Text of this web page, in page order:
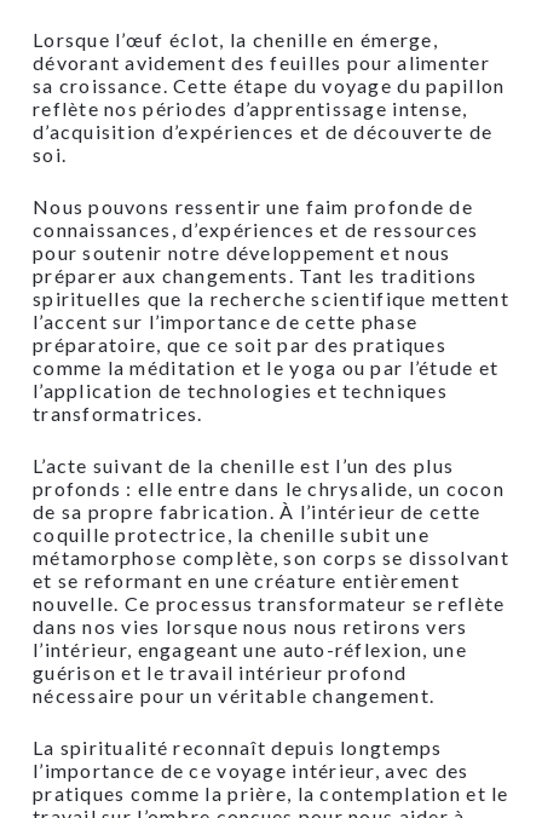
Lorsque l’œuf éclot, la chenille en émerge,
dévorant avidement des feuilles pour alimenter
sa croissance. Cette étape du voyage du papillon
reflète nos périodes d’apprentissage intense,
d’acquisition d’expériences et de découverte de
soi.
Nous pouvons ressentir une faim profonde de
connaissances, d’expériences et de ressources
pour soutenir notre développement et nous
préparer aux changements. Tant les traditions
spirituelles que la recherche scientifique mettent
l’accent sur l’importance de cette phase
préparatoire, que ce soit par des pratiques
comme la méditation et le yoga ou par l’étude et
l’application de technologies et techniques
transformatrices.
L’acte suivant de la chenille est l’un des plus
profonds : elle entre dans le chrysalide, un cocon
de sa propre fabrication. À l’intérieur de cette
coquille protectrice, la chenille subit une
métamorphose complète, son corps se dissolvant
et se reformant en une créature entièrement
nouvelle. Ce processus transformateur se reflète
dans nos vies lorsque nous nous retirons vers
l’intérieur, engageant une auto-réflexion, une
guérison et le travail intérieur profond
nécessaire pour un véritable changement.
La spiritualité reconnaît depuis longtemps
l’importance de ce voyage intérieur, avec des
pratiques comme la prière, la contemplation et le